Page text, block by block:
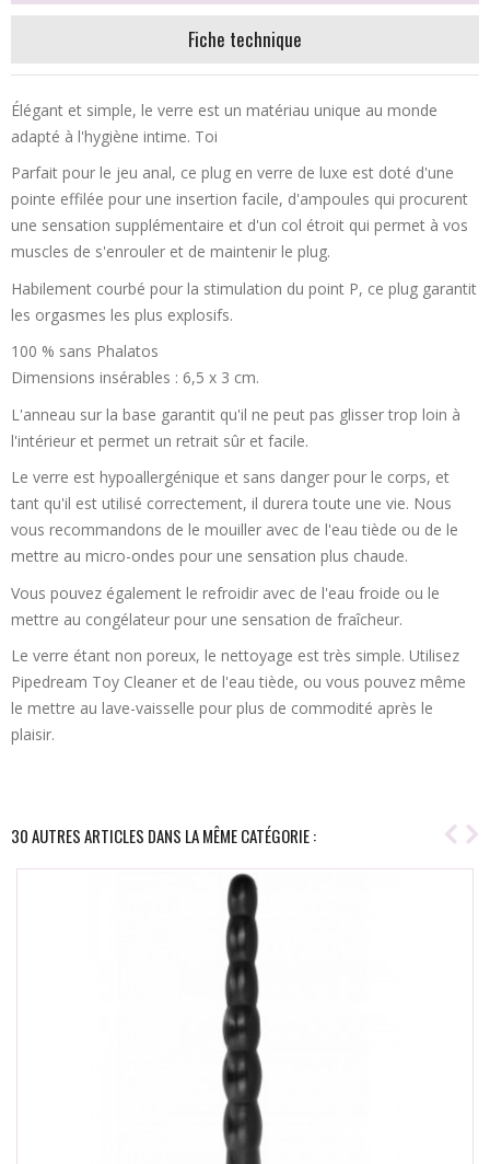
Fiche technique
Élégant et simple, le verre est un matériau unique au monde
adapté à l'hygiène intime. Toi
Parfait pour le jeu anal, ce plug en verre de luxe est doté d'une
pointe effilée pour une insertion facile, d'ampoules qui procurent
une sensation supplémentaire et d'un col étroit qui permet à vos
muscles de s'enrouler et de maintenir le plug.
Habilement courbé pour la stimulation du point P, ce plug garantit
les orgasmes les plus explosifs.
100 % sans Phalatos
Dimensions insérables : 6,5 x 3 cm.
L'anneau sur la base garantit qu'il ne peut pas glisser trop loin à
l'intérieur et permet un retrait sûr et facile.
Le verre est hypoallergénique et sans danger pour le corps, et
tant qu'il est utilisé correctement, il durera toute une vie. Nous
vous recommandons de le mouiller avec de l'eau tiède ou de le
mettre au micro-ondes pour une sensation plus chaude.
Vous pouvez également le refroidir avec de l'eau froide ou le
mettre au congélateur pour une sensation de fraîcheur.
Le verre étant non poreux, le nettoyage est très simple. Utilisez
Pipedream Toy Cleaner et de l'eau tiède, ou vous pouvez même
le mettre au lave-vaisselle pour plus de commodité après le
plaisir.
30 AUTRES ARTICLES DANS LA MÊME CATÉGORIE :